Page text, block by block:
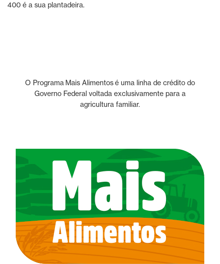
400 é a sua plantadeira.
O Programa Mais Alimentos é uma linha de crédito do
Governo Federal voltada exclusivamente para a
agricultura familiar.